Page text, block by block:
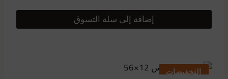
إضافة إلى سلة التسوق
التخفيضات